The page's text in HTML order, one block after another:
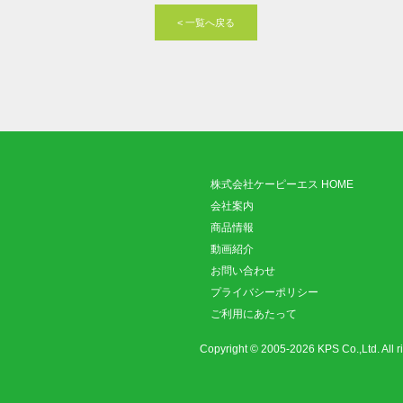
< 一覧へ戻る
株式会社ケーピーエス HOME
会社案内
商品情報
動画紹介
お問い合わせ
プライバシーポリシー
ご利用にあたって
Copyright © 2005-2026 KPS Co.,Ltd. All